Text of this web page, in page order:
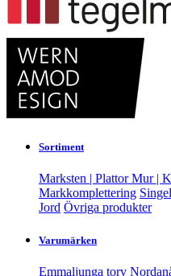
Sortiment
Marksten | PlattorMur |
Markkomplettering
Jord Övriga produkter
Varumärken
Emmaljunga torv